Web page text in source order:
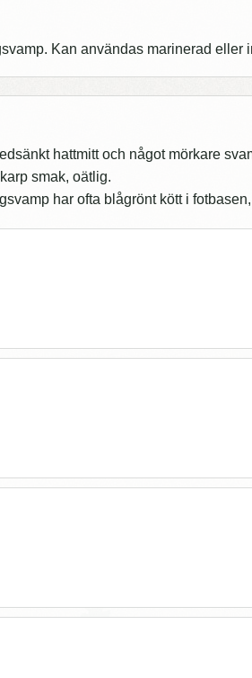
Kan användas marinerad eller
hattmitt och något mörkare
smak, oätlig.
har ofta blågrönt kött i